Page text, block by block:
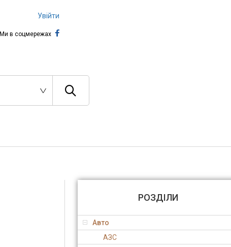
Ми в соцмережах
Увійти
РОЗДІЛИ
Авто
АЗС